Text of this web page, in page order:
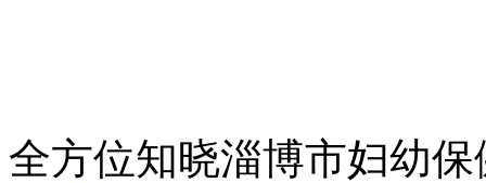
全方位知晓淄博市妇幼